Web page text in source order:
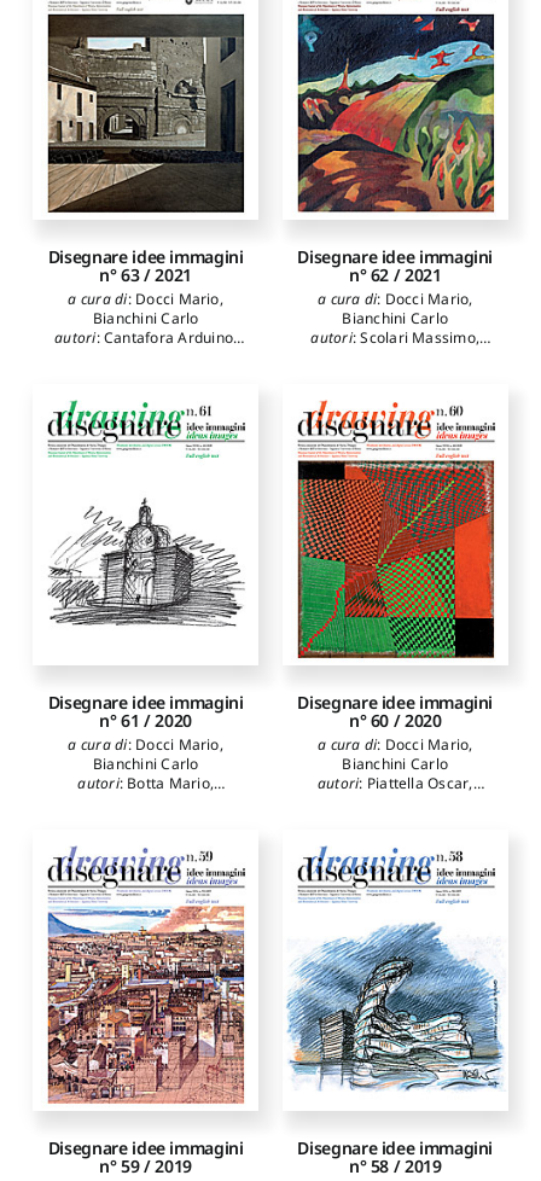
Disegnare idee immagini
n° 63 / 2021
a cura di: Docci Mario,
Bianchini Carlo
autori:Cantafora Arduino,
Fabrizio Ivan
de la Torre Irene,Llopis
Verdú Jorge,Serra Juan,
Torres Ana,Marotta Anna
Porfiri Francesca
Luca James,Zammerini
Massimo
Disegnare idee immagini
n° 62 / 2021
a cura di: Docci Mario,
Bianchini Carlo
autori:Scolari Massimo,
Alfonso
Ribichini Luca,Tarquini
Lorenzo,Valcerca Ivan,
Martínez Mindeguía
Francisco,Molina-Siles
Pedro,Barros Costa Hugo
Disegnare idee immagini
n° 61 / 2020
a cura di: Docci Mario,
Bianchini Carlo
autori: Botta Mario,
Daniel
Menchetelli Valeria,Marcos
Carlos L.,Spallone Roberta,
Carazo Eduardo ,Liva
Gabriella,Clini Paolo,
Quattrini Ramona,Angeloni
Renato,D'Alessio Mirco,
Cappucci Rosalba,Bianchini
Carlo,Docci Mario,Giancotti
Alfonso,Grimaldi Andrea,
Mansure Adil,Luarasi
Skender
Disegnare idee immagini
n° 60 / 2020
a cura di: Docci Mario,
Bianchini Carlo
autori: Piattella Oscar,
Ivan
Manuela,Giannetti Stefano
Bianconi Fabio,Filippucci
Marco,Bartolomei
Mazzoli Cecilia
Sdegno Alberto,Riavis
Veronica,Innocenti Sereno
Disegnare idee immagini
n° 59 / 2019
Disegnare idee immagini
n° 58 / 2019